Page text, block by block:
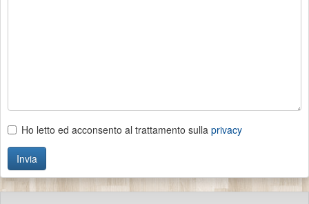
Ho letto ed acconsento al trattamento sulla privacy